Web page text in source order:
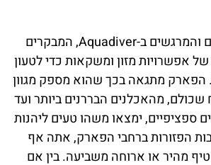
בין המתקנים המהנים והמרגשים ב-Aquadiver, המבקרים
אפשרויות מזון ומשקאות כדי לטעון
מתגאה בכך שהוא מספק מגוון
מהאכלנים הבררנים ביותר ועד
ספציפיים, ימצאו משהו טעים ליהנות
הפזורות ברחבי הפארק, אתה אף
מהיר או ארוחה משביעה. בין אם